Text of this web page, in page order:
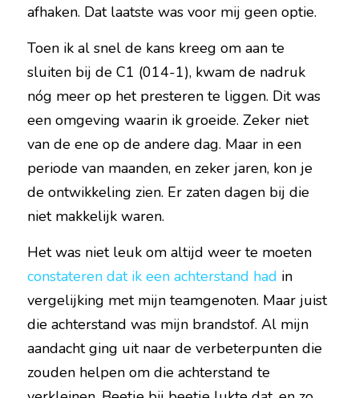
afhaken. Dat laatste was voor mij geen optie.
Toen ik al snel de kans kreeg om aan te
sluiten bij de C1 (014-1), kwam de nadruk
nóg meer op het presteren te liggen. Dit was
een omgeving waarin ik groeide. Zeker niet
van de ene op de andere dag. Maar in een
periode van maanden, en zeker jaren, kon je
de ontwikkeling zien. Er zaten dagen bij die
niet makkelijk waren.
constateren dat ik een achterstand had in
vergelijking met mijn teamgenoten. Maar juist
die achterstand was mijn brandstof. Al mijn
aandacht ging uit naar de verbeterpunten die
zouden helpen om die achterstand te